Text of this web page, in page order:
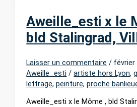
Aweille_esti x le
bld Stalingrad,
Laisser un commentaire /
Aweille_esti /artiste hors Lyon,
lettrage,peinture,proche
Aweille_esti x le Môme , bld